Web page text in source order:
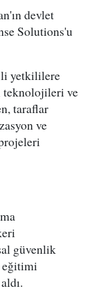
devlet
Solutions'u
yetkililere
teknolojileri ve
taraflar
ve
güvenlik
eğitimi